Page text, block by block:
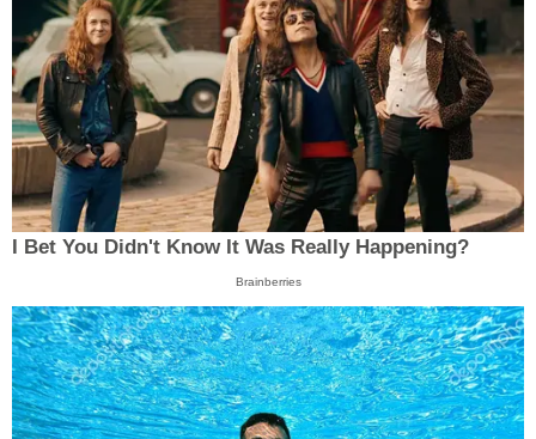
I Bet You Didn't Know It Was Really Happening?
Brainberries